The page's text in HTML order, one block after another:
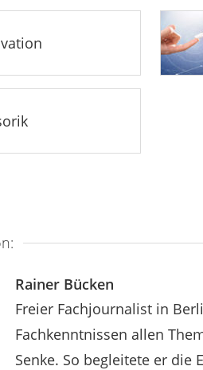
Rainer Bücken
Freier Fachjournalist in
Fachkenntnissen allen
Senke. So begleitete er die